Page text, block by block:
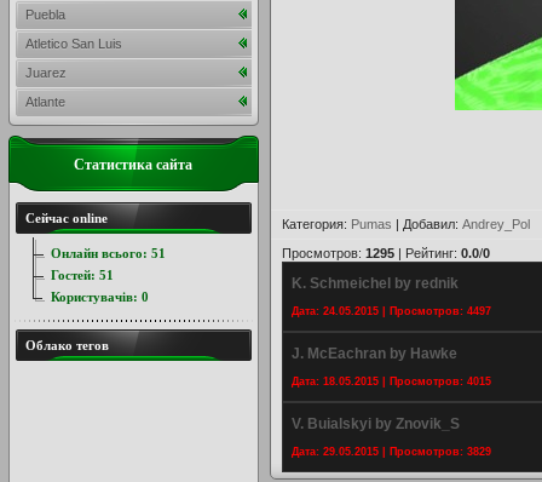
Категория: Pumas | Добавил: Andrey_Pol
Просмотров: 1295 | Рейтинг: 0.0/0
K. Schmeichel by rednik
Дата: 24.05.2015 | Просмотров: 4497
J. McEachran by Hawke
Дата: 18.05.2015 | Просмотров: 4015
V. Buialskyi by Znovik_S
Дата: 29.05.2015 | Просмотров: 3829
Puebla
Atletico San Luis
Juarez
Atlante
Статистика сайта
Сейчас online
Онлайн всього: 51
Гостей: 51
Користувачів: 0
Облако тегов